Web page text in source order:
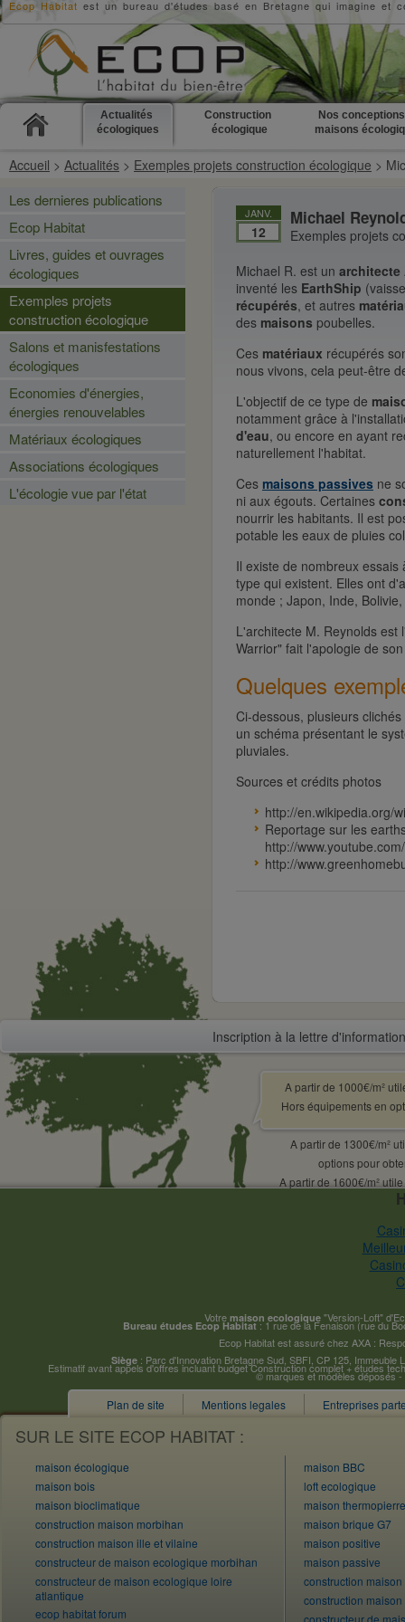
Ecop Habitat est un bureau d'études basé en Bretagne qui imagine et
Actualités
écologiques
Construction
écologique
Nos
maisons
Accueil > Actualités > Exemples projets construction écologique >
JANV.
12
Michael
Exemples projets
Michael R. est un architecte
inventé les EarthShip
récupérés, et autres
des maisons poubelles.
Ces matériaux récupérés
nous vivons, cela peut-être
L'objectif de ce type de
notamment grâce à
d'eau, ou encore en ayant
naturellement l'habitat.
Ces maisons passives ne
ni aux égouts. Certaines
nourrir les habitants. Il est
potable les eaux de pluies
Il existe de nombreux
type qui existent. Elles ont
monde ; Japon, Inde,
L'architecte M. Reynolds
Warrior" fait l'apologie de
Quelques
Ci-dessous, plusieurs
un schéma présentant le
pluviales.
Sources et crédits photos
http://en.wikipedia.org/
Reportage sur les
http://
http://
Les dernieres publications
Ecop Habitat
Livres, guides et ouvrages
écologiques
Exemples projets
construction écologique
Salons et manisfestations
écologiques
Economies d'énergies,
énergies renouvelables
Matériaux écologiques
Associations écologiques
L'écologie vue par l'état
Inscription à la lettre
A partir de 1000€/m²
Hors équipements en
A partir de 1300€/m²
options pour
A partir de 1600€/m²
Votre maison ecologique"Version-Loft"
Bureau études Ecop Habitat: 1 rue de la Fenaison (rue du
Ecop Habitat est assuré chez AXA :
Siège : Parc d'Innovation Bretagne Sud, SBFI, CP 125, Immeuble
Estimatif avant appels d'offres incluant budget Construction complet + études
© marques et modèles déposés
Plan de site Mentions legales Entreprises
SUR LE SITE ECOP HABITAT :
maison écologique
maison bois
maison bioclimatique
construction maison morbihan
construction maison ille et vilaine
constructeur de maison ecologique morbihan
constructeur de maison ecologique loire
atlantique
ecop habitat forum
maison BBC
loft ecologique
maison thermopierre
maison brique G7
maison positive
maison passive
construction
construction
constructeur de